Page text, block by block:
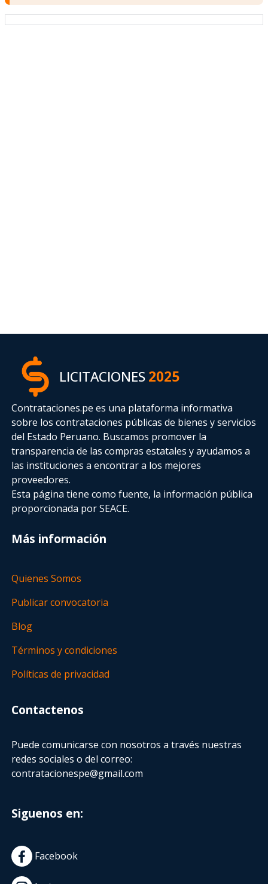
LICITACIONES2025
Contrataciones.pe es una plataforma informativa
sobre los contrataciones públicas de bienes y servicios
del Estado Peruano. Buscamos promover la
transparencia de las compras estatalesy ayudamos a
las instituciones a encontrar a los mejores
proveedores.
Esta página tiene como fuente, la información pública
proporcionada por SEACE.
Más información
Quienes Somos
Publicar convocatoria
Blog
Términos y condiciones
Políticas de privacidad
Contactenos
Puede comunicarse con nosotros a través nuestras
redes sociales o del correo:
contratacionespe@gmail.com
Siguenos en:
Facebook